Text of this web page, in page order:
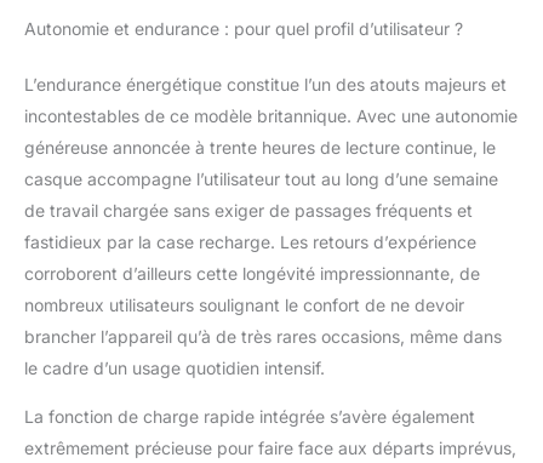
Autonomie et endurance : pour quel profil d’utilisateur ?
L’endurance énergétique constitue l’un des atouts majeurs et
incontestables de ce modèle britannique. Avec une autonomie
généreuse annoncée à trente heures de lecture continue, le
casque accompagne l’utilisateur tout au long d’une semaine
de travail chargée sans exiger de passages fréquents et
fastidieux par la case recharge. Les retours d’expérience
corroborent d’ailleurs cette longévité impressionnante, de
nombreux utilisateurs soulignant le confort de ne devoir
brancher l’appareil qu’à de très rares occasions, même dans
le cadre d’un usage quotidien intensif.
La fonction de charge rapide intégrée s’avère également
extrêmement précieuse pour faire face aux départs imprévus,